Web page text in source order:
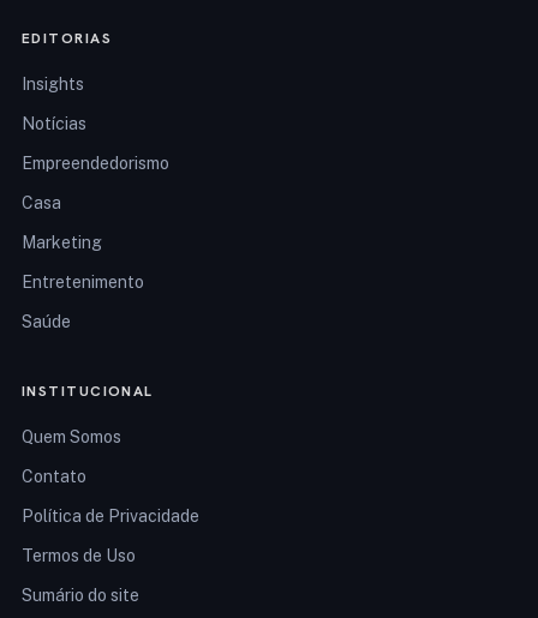
EDITORIAS
Insights
Notícias
Empreendedorismo
Casa
Marketing
Entretenimento
Saúde
INSTITUCIONAL
Quem Somos
Contato
Política de Privacidade
Termos de Uso
Sumário do site